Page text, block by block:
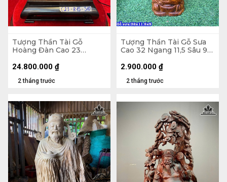
Tượng Thần Tài Gỗ
Hoàng Đàn Cao 23
2 tháng trước
24.800.000 ₫
Tượng Thần Tài Gỗ Sưa
Cao 32 Ngang 11,5 Sâu 9
2 tháng trước
2.900.000 ₫